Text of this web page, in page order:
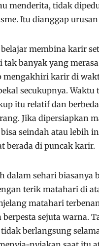
menderita, tidak
Itu dianggap
membina karir
banyak yang
mengakhiri karir di
secukupnya. Waktu
itu relatif dan
Jika dipersiapkan
seindah atau lebih
berada di puncak karir.
dalam sehari biasanya
terik matahari di
matahari
sejuta warna.
berlangsung